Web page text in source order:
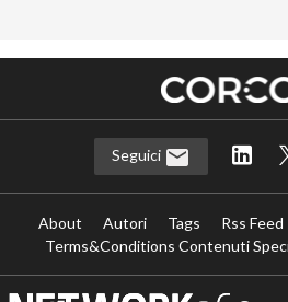
Seguici
About Autori Tags Rss Feed
Terms&Conditions Contenuti